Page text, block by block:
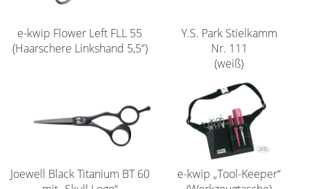
Schleifservice
Kontakt
e-kwip Flower Left FLL 55
(Haarschere Linkshand 5,5“)
Y.S. Park Stielkamm
Nr. 111
(weiß)
Joewell Black Titanium BT 60
e-kwip „Tool-Keeper“